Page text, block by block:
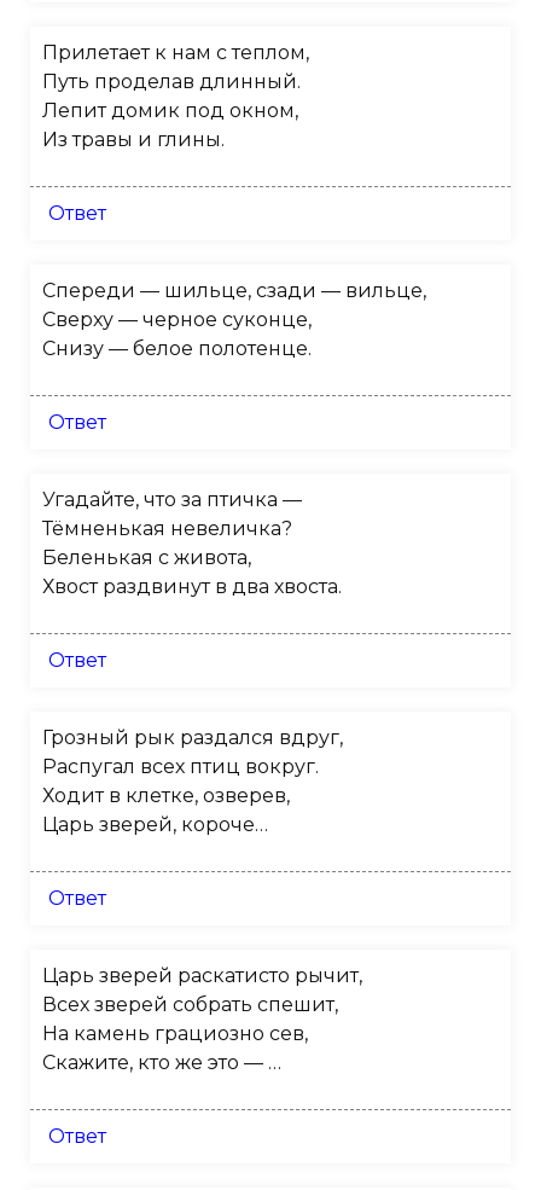
Прилетает к нам с теплом,
Путь проделав длинный.
Лепит домик под окном,
Из травы и глины.
Ответ
Спереди — шильце, сзади — вильце,
Сверху — черное суконце,
Снизу — белое полотенце.
Ответ
Угадайте, что за птичка —
Тёмненькая невеличка?
Беленькая с живота,
Хвост раздвинут в два хвоста.
Ответ
Грозный рык раздался вдруг,
Распугал всех птиц вокруг.
Ходит в клетке, озверев,
Царь зверей, короче…
Ответ
Царь зверей раскатисто рычит,
Всех зверей собрать спешит,
На камень грациозно сев,
Скажите, кто же это — …
Ответ